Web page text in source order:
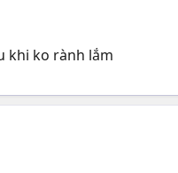
khi ko rành lắm